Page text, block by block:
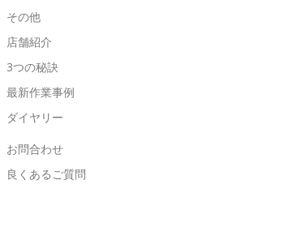
その他
店舗紹介
3つの秘訣
最新作業事例
ダイヤリー
お問合わせ
良くあるご質問